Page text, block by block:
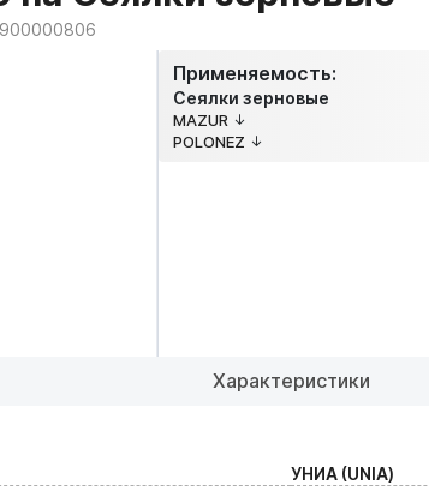
Применяемость:
Сеялки зерновые
MAZUR
POLONEZ
Характеристики
УНИА (UNIA)